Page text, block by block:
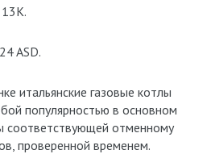
ASD.
итальянские газовые котлы
популярностью в основном
соответствующей отменному
проверенной временем.